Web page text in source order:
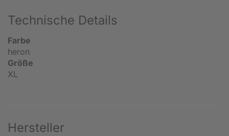
Technische Details
Farbe
heron
Größe
XL
Hersteller